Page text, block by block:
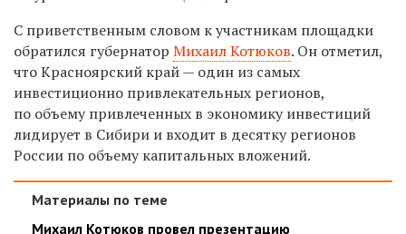
С приветственным словом к участникам площадки
обратился губернатор Михаил Котюков. Он отметил,
что Красноярский край — один из самых
инвестиционно привлекательных регионов,
по объему привлеченных в экономику инвестиций
лидирует в Сибири и входит в десятку регионов
России по объему капитальных вложений.
Материалы по теме
Михаил Котюков провел презентацию